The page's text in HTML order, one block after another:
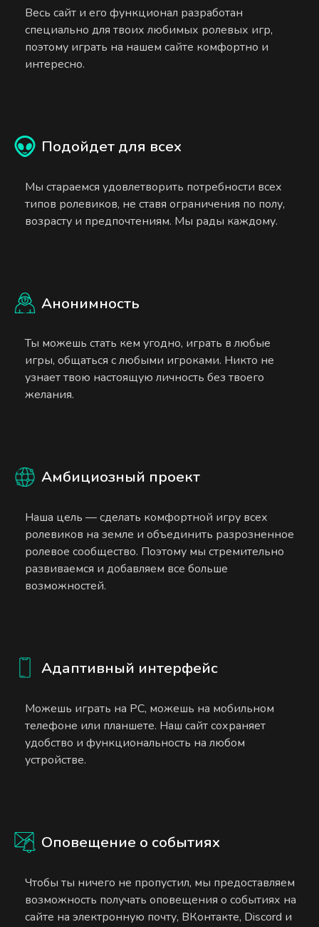
Весь сайт и его функционал разработан
специально для твоих любимых ролевых игр,
поэтому играть на нашем сайте комфортно и
интересно.
Подойдет для всех
Мы стараемся удовлетворить потребности всех
типов ролевиков, не ставя ограничения по полу,
возрасту и предпочтениям. Мы рады каждому.
Анонимность
Ты можешь стать кем угодно, играть в любые
игры, общаться с любыми игроками. Никто не
узнает твою настоящую личность без твоего
желания.
Амбициозный проект
Наша цель — сделать комфортной игру всех
ролевиков на земле и объединить разрозненное
ролевое сообщество. Поэтому мы стремительно
развиваемся и добавляем все больше
возможностей.
Адаптивный интерфейс
Можешь играть на PC, можешь на мобильном
телефоне или планшете. Наш сайт сохраняет
удобство и функциональность на любом
устройстве.
Оповещение о событиях
Чтобы ты ничего не пропустил, мы предоставляем
возможность получать оповещения о событиях на
сайте на электронную почту, ВКонтакте, Discord и